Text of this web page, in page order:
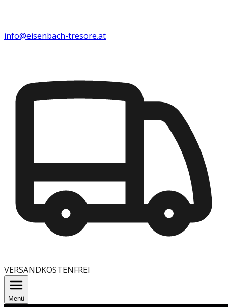
info@eisenbach-tresore.at
VERSANDKOSTENFREI
Menü